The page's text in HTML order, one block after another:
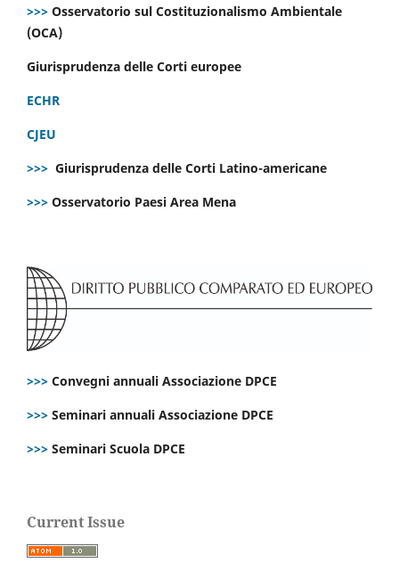
>>> Osservatorio sul Costituzionalismo Ambientale
(OCA)
Giurisprudenza delle Corti europee
ECHR
CJEU
>>> Giurisprudenza delle Corti Latino-americane
>>> Osservatorio Paesi Area Mena
>>> Convegni annuali Associazione DPCE
>>> Seminari annuali Associazione DPCE
>>> Seminari Scuola DPCE
Current Issue